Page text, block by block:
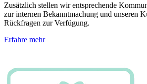
Zusätzlich stellen wir entsprechende
zur internen Bekanntmachung und unseren
Rückfragen zur Verfügung.
Erfahre mehr